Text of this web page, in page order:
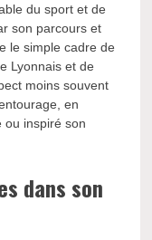
du sport et de
son parcours et
le simple cadre de
Lyonnais et de
moins souvent
en
ou inspiré son
dans son